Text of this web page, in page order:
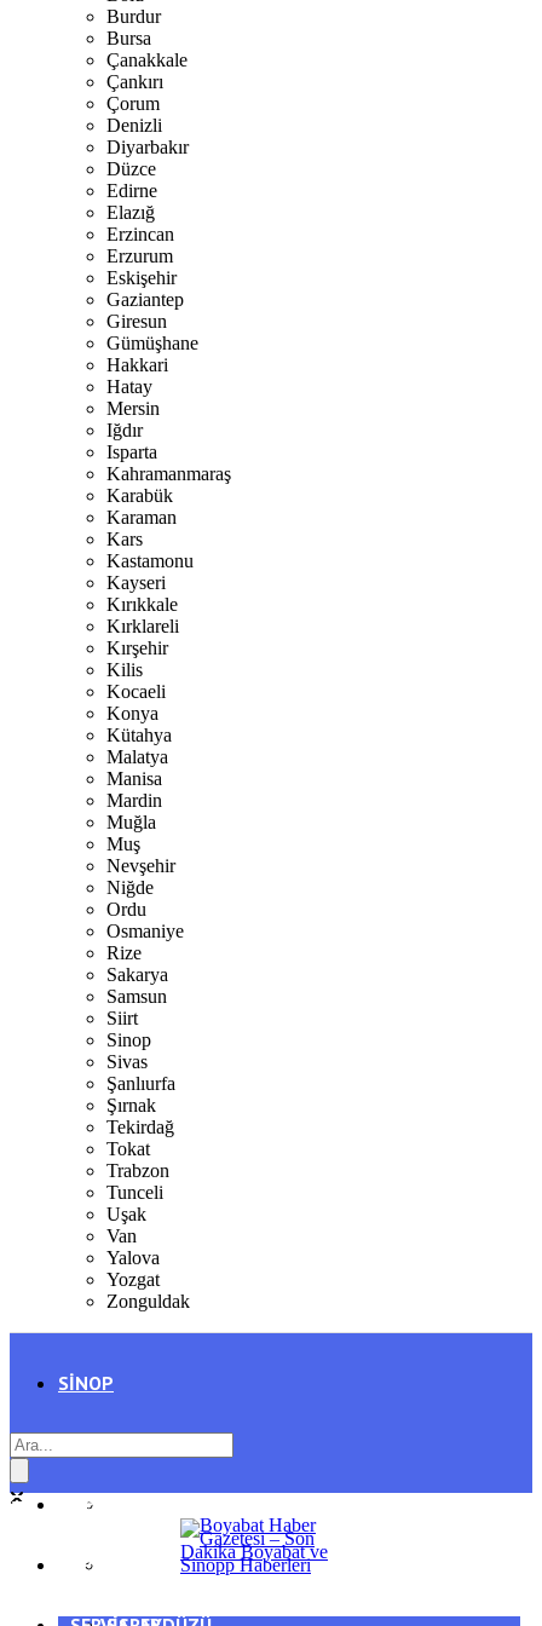
Burdur
Bursa
Çanakkale
Çankırı
Çorum
Denizli
Diyarbakır
Düzce
Edirne
Elazığ
Erzincan
Erzurum
Eskişehir
Gaziantep
Giresun
Gümüşhane
Hakkari
Hatay
Mersin
Iğdır
Isparta
Kahramanmaraş
Karabük
Karaman
Kars
Kastamonu
Kayseri
Kırıkkale
Kırklareli
Kırşehir
Kilis
Kocaeli
Konya
Kütahya
Malatya
Manisa
Mardin
Muğla
Muş
Nevşehir
Niğde
Ordu
Osmaniye
Rize
Sakarya
Samsun
Siirt
Sinop
Sivas
Şanlıurfa
Şırnak
Tekirdağ
Tokat
Trabzon
Tunceli
Uşak
Van
Yalova
Yozgat
Zonguldak
SINOP
AYANCIK
GENEL
SPOR